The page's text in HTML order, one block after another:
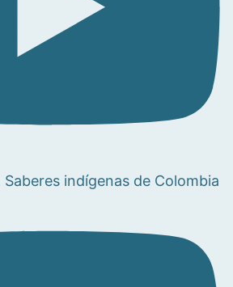
Saberes indígenas de Colombia